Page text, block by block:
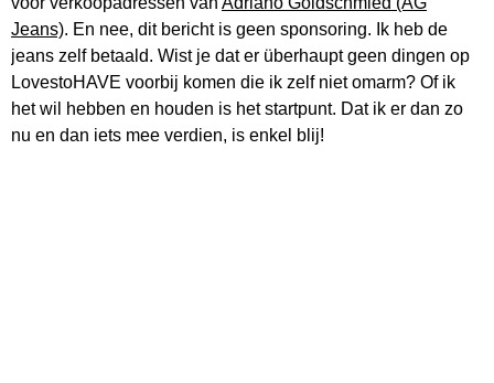
Jeans). En nee, dit bericht is geen sponsoring. Ik heb de
jeans zelf betaald. Wist je dat er überhaupt geen dingen op
LovestoHAVE voorbij komen die ik zelf niet omarm? Of ik
het wil hebben en houden is het startpunt. Dat ik er dan zo
nu en dan iets mee verdien, is enkel blij!